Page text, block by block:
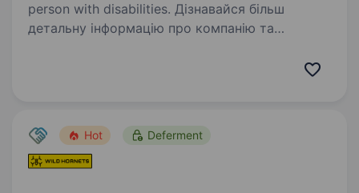
person with disabilities. Дізнавайся більш
детальну інформацію про компанію та
відкрита: …
Hot Deferment